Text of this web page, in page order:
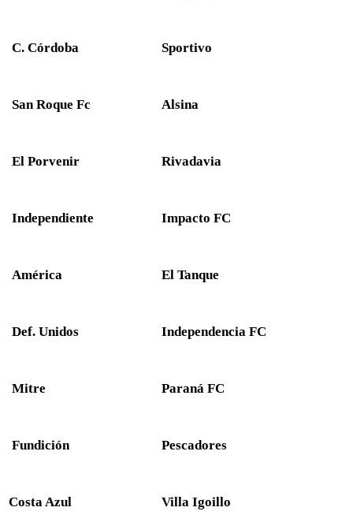
C. Córdoba Sportivo
San Roque Fc Alsina
El Porvenir Rivadavia
Independiente Impacto FC
América El Tanque
Def. Unidos Independencia FC
Mitre Paraná FC
Fundición Pescadores
Costa Azul Villa Igoillo